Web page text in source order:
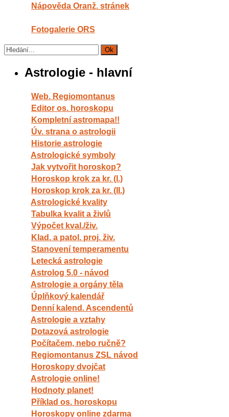
Nápověda Oranž. stránek
Fotogalerie ORS
Astrologie - hlavní
Web. Regiomontanus
Editor os. horoskopu
Kompletní astromapa!!
Úv. strana o astrologii
Historie astrologie
Astrologické symboly
Jak vytvořit horoskop?
Horoskop krok za kr. (I.)
Horoskop krok za kr. (II.)
Astrologické kvality
Tabulka kvalit a živlů
Výpočet kval./živ.
Klad. a patol. proj. živ.
Stanovení temperamentu
Letecká astrologie
Astrolog 5.0 - návod
Astrologie a orgány těla
Úplňkový kalendář
Denní kalend. Ascendentů
Astrologie a vztahy
Dotazová astrologie
Počítačem, nebo ručně?
Regiomontanus ZSL návod
Horoskopy dvojčat
Astrologie online!
Hodnoty planet!
Příklad os. horoskopu
Horoskopy online zdarma